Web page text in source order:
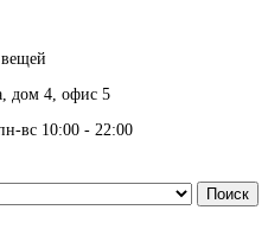
дом 4, офис 5
вс 10:00 - 22:00